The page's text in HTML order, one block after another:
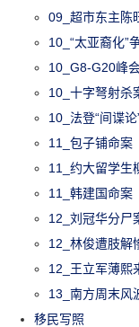
09_超市东主陈
10_“太亚裔化”
10_G8-G20峰
10_十字弩射杀
10_法登“间谍论
11_包子铺命案
11_约大留学生
11_韩建国命案
12_刘冠华分尸
12_林俊遭肢解
12_王立军薄熙
13_南方周末风
移民写照